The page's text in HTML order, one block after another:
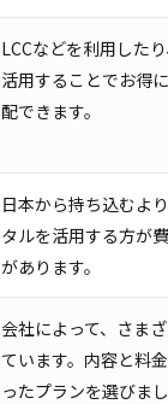
LCCなどを利用した
活用することでお得
配できます。
日本から持ち込むよ
タルを活用する方が
があります。
会社によって、さま
ています。内容と料
ったプランを選びまし